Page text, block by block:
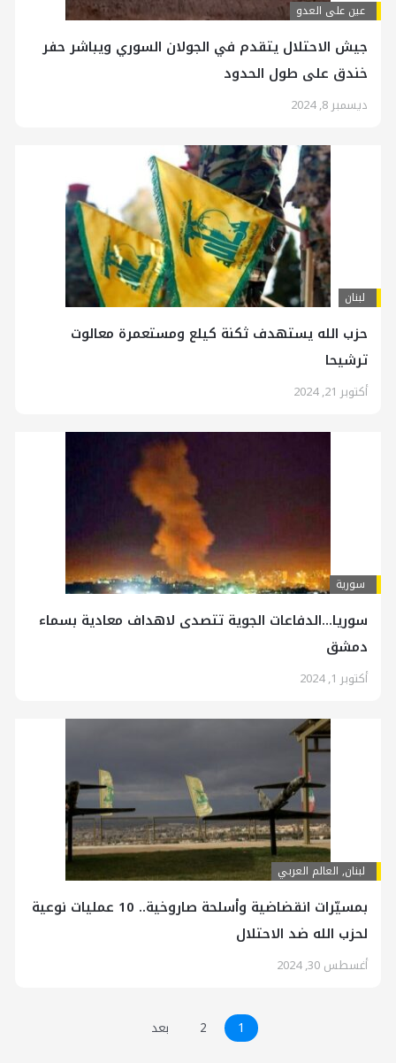
عين على العدو
جيش الاحتلال يتقدم في الجولان السوري ويباشر حفر
خندق على طول الحدود
ديسمبر 8, 2024
لبنان
حزب الله يستهدف ثكنة كيلع ومستعمرة معالوت
ترشيحا
أكتوبر 21, 2024
سورية
سوريا…الدفاعات الجوية تتصدى لاهداف معادية بسماء
دمشق
أكتوبر 1, 2024
لبنان, العالم العربي
بمسيّرات انقضاضية وأسلحة صاروخية.. 10 عمليات نوعية
لحزب الله ضد الاحتلال
أغسطس 30, 2024
1
2 بعد